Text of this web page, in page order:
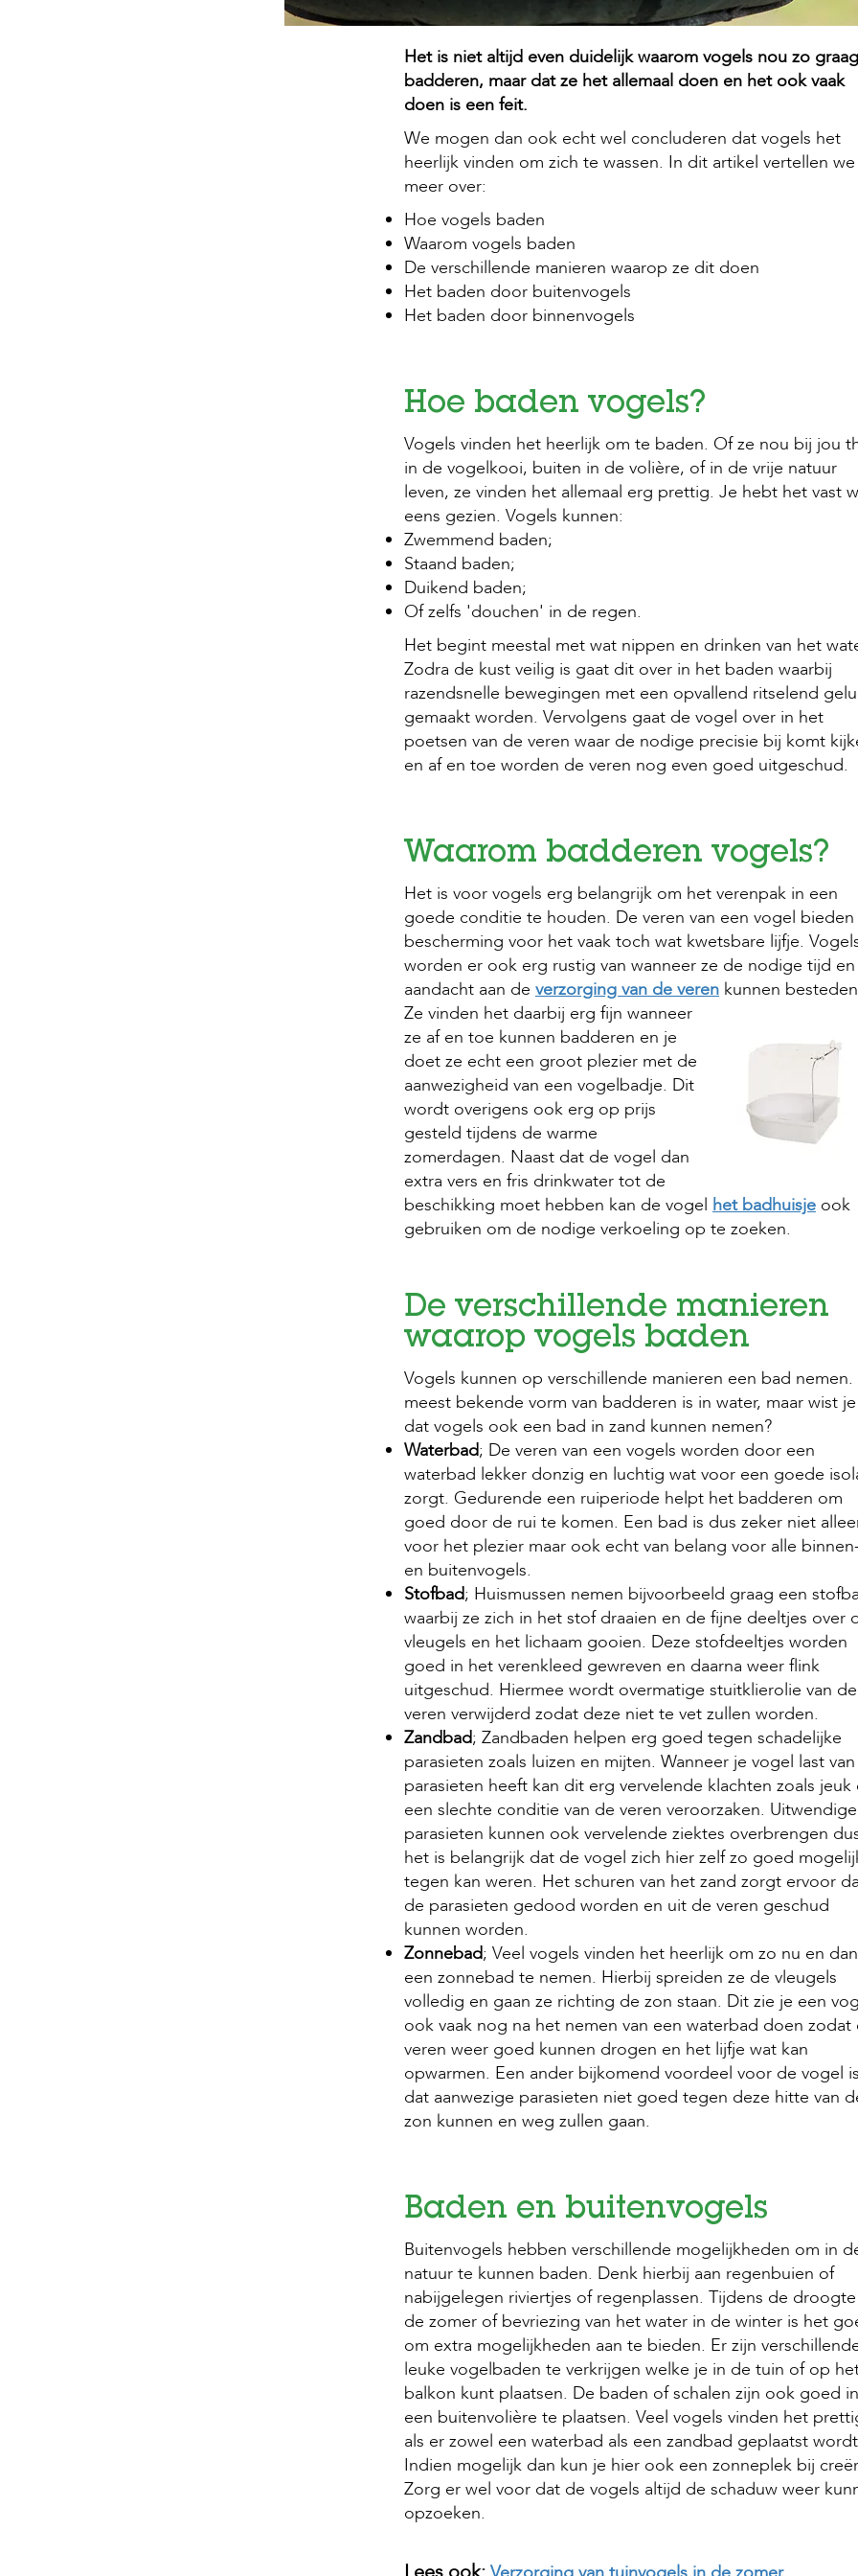
Het is niet altijd even duidelijk waarom vogels nou zo graag
badderen, maar dat ze het allemaal doen en het ook vaak
doen is een feit.
We mogen dan ook echt wel concluderen dat vogels het
heerlijk vinden om zich te wassen. In dit artikel vertellen
meer over:
Hoe vogels baden
Waarom vogels baden
De verschillende manieren waarop ze dit doen
Het baden door buitenvogels
Het baden door binnenvogels
Hoe baden vogels?
Vogels vinden het heerlijk om te baden. Of ze nou bij jou
in de vogelkooi, buiten in de volière, of in de vrije natuur
leven, ze vinden het allemaal erg prettig. Je hebt het vast
eens gezien. Vogels kunnen:
Zwemmend baden;
Staand baden;
Duikend baden;
Of zelfs 'douchen' in de regen.
Het begint meestal met wat nippen en drinken van het
Zodra de kust veilig is gaat dit over in het baden waarbij
razendsnelle bewegingen met een opvallend ritselend
gemaakt worden. Vervolgens gaat de vogel over in het
poetsen van de veren waar de nodige precisie bij komt
en af en toe worden de veren nog even goed uitgeschud.
Waarom badderen vogels?
Het is voor vogels erg belangrijk om het verenpak in een
goede conditie te houden. De veren van een vogel bieden
bescherming voor het vaak toch wat kwetsbare lijfje.
worden er ook erg rustig van wanneer ze de nodige tijd en
aandacht aan de verzorging van de veren kunnen
Ze vinden het daarbij erg fijn wanneer
ze af en toe kunnen badderen en je
doet ze echt een groot plezier met de
aanwezigheid van een vogelbadje. Dit
wordt overigens ook erg op prijs
gesteld tijdens de warme
zomerdagen. Naast dat de vogel dan
extra vers en fris drinkwater tot de
beschikking moet hebben kan de vogel het badhuisje ook
gebruiken om de nodige verkoeling op te zoeken.
De verschillende manieren
waarop vogels baden
Vogels kunnen op verschillende manieren een bad nemen.
meest bekende vorm van badderen is in water, maar wist je
dat vogels ook een bad in zand kunnen nemen?
Waterbad; De veren van een vogels worden door een
waterbad lekker donzig en luchtig wat voor een goede
zorgt. Gedurende een ruiperiode helpt het badderen om
goed door de rui te komen. Een bad is dus zeker niet
voor het plezier maar ook echt van belang voor alle
en buitenvogels.
Stofbad; Huismussen nemen bijvoorbeeld graag een
waarbij ze zich in het stof draaien en de fijne deeltjes over
vleugels en het lichaam gooien. Deze stofdeeltjes worden
goed in het verenkleed gewreven en daarna weer flink
uitgeschud. Hiermee wordt overmatige stuitklierolie van de
veren verwijderd zodat deze niet te vet zullen worden.
Zandbad; Zandbaden helpen erg goed tegen schadelijke
parasieten zoals luizen en mijten. Wanneer je vogel last van
parasieten heeft kan dit erg vervelende klachten zoals jeuk
een slechte conditie van de veren veroorzaken. Uitwendige
parasieten kunnen ook vervelende ziektes overbrengen
het is belangrijk dat de vogel zich hier zelf zo goed
tegen kan weren. Het schuren van het zand zorgt ervoor
de parasieten gedood worden en uit de veren geschud
kunnen worden.
Zonnebad; Veel vogels vinden het heerlijk om zo nu en dan
een zonnebad te nemen. Hierbij spreiden ze de vleugels
volledig en gaan ze richting de zon staan. Dit zie je een
ook vaak nog na het nemen van een waterbad doen zodat
veren weer goed kunnen drogen en het lijfje wat kan
opwarmen. Een ander bijkomend voordeel voor de vogel is
dat aanwezige parasieten niet goed tegen deze hitte van
zon kunnen en weg zullen gaan.
Baden en buitenvogels
Buitenvogels hebben verschillende mogelijkheden om in
natuur te kunnen baden. Denk hierbij aan regenbuien of
nabijgelegen riviertjes of regenplassen. Tijdens de
de zomer of bevriezing van het water in de winter is het
om extra mogelijkheden aan te bieden. Er zijn
leuke vogelbaden te verkrijgen welke je in de tuin of op
balkon kunt plaatsen. De baden of schalen zijn ook goed in
een buitenvolière te plaatsen. Veel vogels vinden het
als er zowel een waterbad als een zandbad geplaatst
Indien mogelijk dan kun je hier ook een zonneplek bij
Zorg er wel voor dat de vogels altijd de schaduw weer
opzoeken.